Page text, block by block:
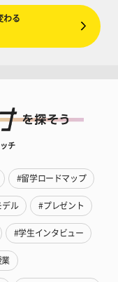
わる
チ
#留学ロードマップ
デル #プレゼント
#学生インタビュー
業